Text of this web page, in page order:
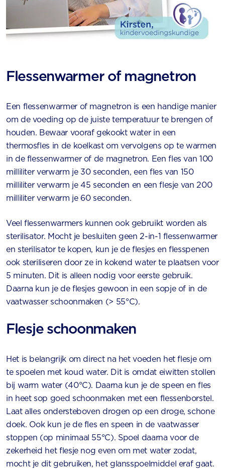
Flessenwarmer of magnetron
Een flessenwarmer of magnetron is een handige manier
om de voeding op de juiste temperatuur te brengen of
houden. Bewaar vooraf gekookt water in een
thermosfles in de koelkast om vervolgens op te warmen
in de flessenwarmer of de magnetron. Een fles van 100
milliliter verwarm je 30 seconden, een fles van 150
milliliter verwarm je 45 seconden en een flesje van 200
milliliter verwarm je 60 seconden.
Veel flessenwarmers kunnen ook gebruikt worden als
sterilisator. Mocht je besluiten geen 2-in-1 flessenwarmer
en sterilisator te kopen, kun je de flesjes en flesspenen
ook steriliseren door ze in kokend water te plaatsen voor
5 minuten. Dit is alleen nodig voor eerste gebruik.
Daarna kun je de flesjes gewoon in een sopje of in de
vaatwasser schoonmaken (> 55°C).
Flesje schoonmaken
Het is belangrijk om direct na het voeden het flesje om
te spoelen met koud water. Dit is omdat eiwitten stollen
bij warm water (40°C). Daarna kun je de speen en fles
in heet sop goed schoonmaken met een flessenborstel.
Laat alles ondersteboven drogen op een droge, schone
doek. Ook kun je de fles en speen in de vaatwasser
stoppen (op minimaal 55°C). Spoel daarna voor de
zekerheid het flesje nog even om met water zodat,
mocht je dit gebruiken, het glansspoelmiddel eraf gaat.